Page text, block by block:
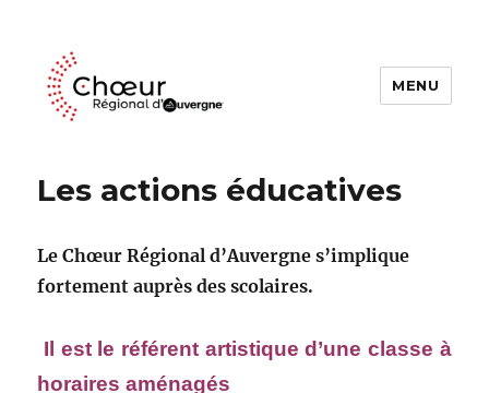
MENU
Les actions éducatives
Le Chœur Régional d’Auvergne s’implique
fortement auprès des scolaires.
Il est le référent artistique d’une classe à
horaires aménagés